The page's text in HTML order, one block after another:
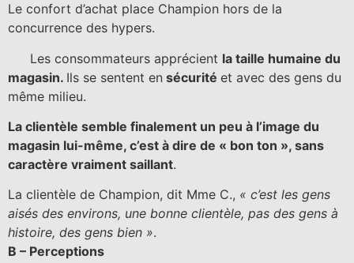
Le confort d’achat place Champion hors de la
concurrence des hypers.
Les consommateurs apprécient la taille humaine du
magasin. Ils se sentent en sécurité et avec des gens du
même milieu.
La clientèle semble finalement un peu à l’image du
magasin lui-même, c’est à dire de « bon ton », sans
caractère vraiment saillant.
La clientèle de Champion, dit Mme C., « c’est les gens
aisés des environs, une bonne clientèle, pas des gens à
histoire, des gens bien ».
B – Perceptions